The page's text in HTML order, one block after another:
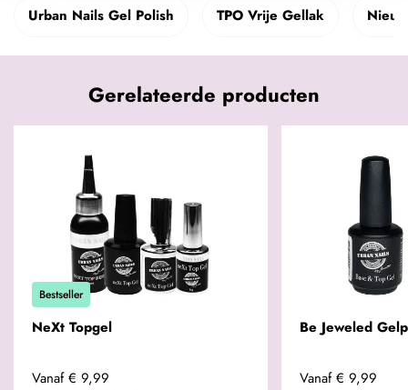
Urban Nails Gel Polish TPO Vrije Gellak Nieuw
Gerelateerde producten
Bestseller
NeXt Topgel
Vanaf € 9,99
Be Jeweled
Vanaf € 9,99